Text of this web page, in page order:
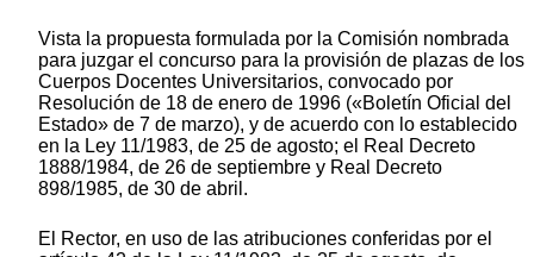
Vista la propuesta formulada por la Comisión nombrada
para juzgar el concurso para la provisión de plazas de los
Cuerpos Docentes Universitarios, convocado por
Resolución de 18 de enero de 1996 («Boletín Oficial del
Estado» de 7 de marzo), y de acuerdo con lo establecido
en la Ley 11/1983, de 25 de agosto; el Real Decreto
1888/1984, de 26 de septiembre y Real Decreto
898/1985, de 30 de abril.
El Rector, en uso de las atribuciones conferidas por el